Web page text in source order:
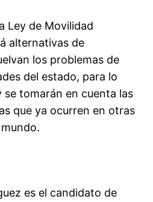
Ley de Movilidad
alternativas de
los problemas de
del estado, para lo
se tomarán en cuenta las
que ya ocurren en otras
es el candidato de